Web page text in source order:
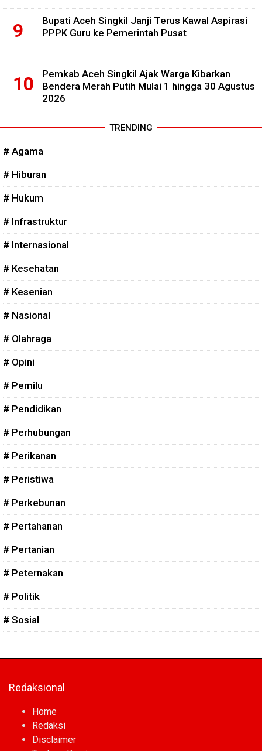
Bupati Aceh Singkil Janji Terus Kawal Aspirasi
PPPK Guru ke Pemerintah Pusat
Pemkab Aceh Singkil Ajak Warga Kibarkan
Bendera Merah Putih Mulai 1 hingga 30 Agustus
2026
TRENDING
# Agama
# Hiburan
# Hukum
# Infrastruktur
# Internasional
# Kesehatan
# Kesenian
# Nasional
# Olahraga
# Opini
# Pemilu
# Pendidikan
# Perhubungan
# Perikanan
# Peristiwa
# Perkebunan
# Pertahanan
# Pertanian
# Peternakan
# Politik
# Sosial
Redaksional
Home
Redaksi
Disclaimer